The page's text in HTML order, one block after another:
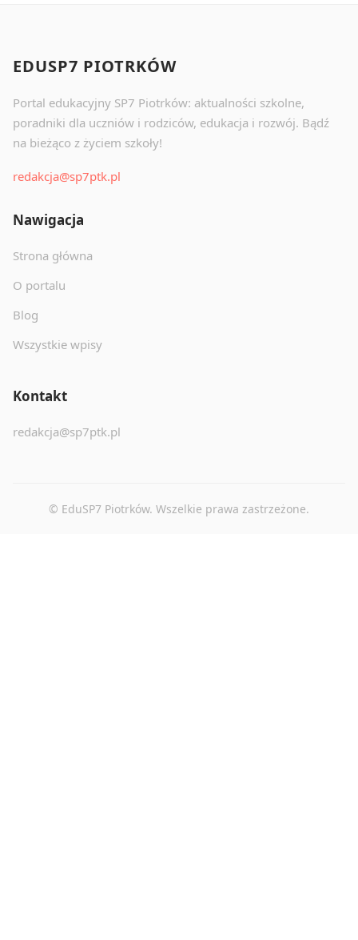
EDUSP7 PIOTRKÓW
Portal edukacyjny SP7 Piotrków: aktualności szkolne,
poradniki dla uczniów i rodziców, edukacja i rozwój. Bądź
na bieżąco z życiem szkoły!
redakcja@sp7ptk.pl
Nawigacja
Strona główna
O portalu
Blog
Wszystkie wpisy
Kontakt
redakcja@sp7ptk.pl
© EduSP7 Piotrków. Wszelkie prawa zastrzeżone.